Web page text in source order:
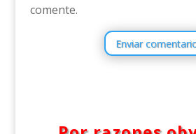
comente.
Enviar